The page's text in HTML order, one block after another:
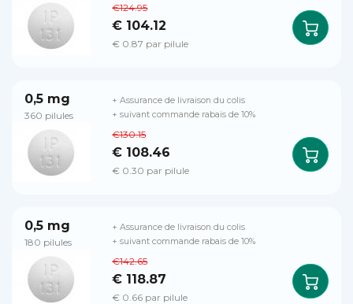
€124.95
€ 104.12
€ 0.87 par pilule
0,5 mg
360 pilules
€130.15
€ 108.46
€ 0.30 par pilule
+ Assurance de livraison du colis
+ suivant commande rabais de 10%
0,5 mg
180 pilules
€142.65
€ 118.87
€ 0.66 par pilule
+ Assurance de livraison du colis
+ suivant commande rabais de 10%